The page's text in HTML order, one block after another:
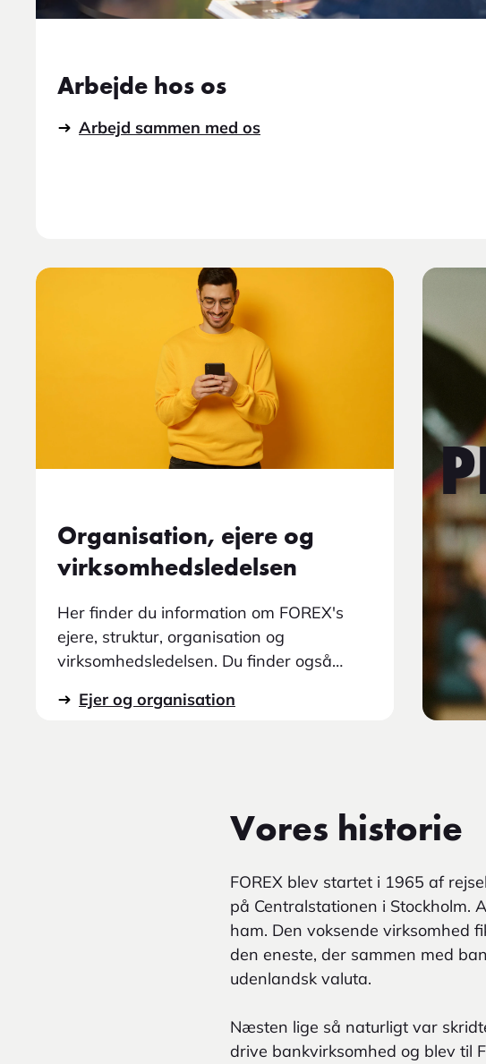
Arbejde hos os
Arbejd sammen med os
Organisation, ejere og
virksomhedsledelsen
Her finder du information om FOREX's
ejere, struktur, organisation og
virksomhedsledelsen. Du finder også
information om revisor, kontrolfunktioner,
Ejer og organisation
Vores historie
FOREX blev startet i 1965 af
på Centralstationen i
ham. Den voksende virksomhed
den eneste, der sammen med
udenlandsk valuta.
Næsten lige så naturligt var
drive bankvirksomhed og blev til